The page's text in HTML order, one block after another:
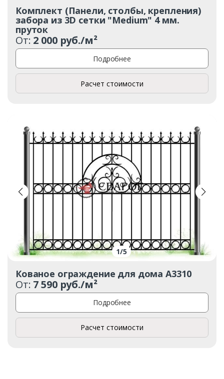
Комплект (Панели, столбы, крепления)
забора из 3D сетки "Medium" 4 мм.
пруток
От: 2 000 руб./м²
Подробнее
Расчет стоимости
1/5
Кованое ограждение для дома А3310
От: 7 590 руб./м²
Подробнее
Расчет стоимости